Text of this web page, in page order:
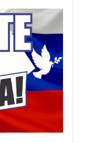
Next